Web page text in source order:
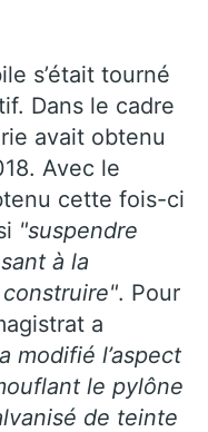
s’était tourné
Dans le cadre
avait obtenu
Avec le
cette fois-ci
"suspendre
à la
construire". Pour
a
modifié l’aspect
le pylône
de teinte